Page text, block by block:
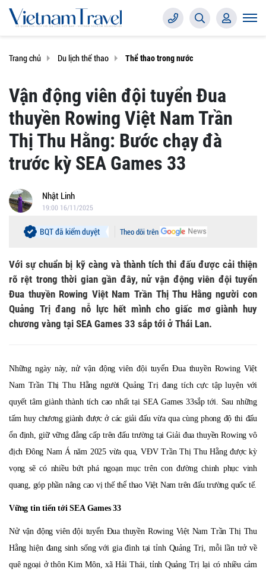
Trang chủ Du lịch thể thao Thể thao trong nước
Vận động viên đội tuyển Đua
thuyền Rowing Việt Nam Trần
Thị Thu Hằng: Bước chạy đà
trước kỳ SEA Games 33
Nhật Linh
19:00 16/11/2025
Theo dõi trên
BQT đã kiểm duyệt
Với sự chuẩn bị kỹ càng và thành tích thi đấu được cải thiện
rõ rệt trong thời gian gần đây, nử vận động viên đội tuyển
Đua thuyền Rowing Việt Nam Trần Thị Thu Hằng người con
Quảng Trị đang nỗ lực hết mình cho giấc mơ giành huy
chương vàng tại SEA Games 33 sắp tới ở Thái Lan.
Những ngày này, nử vận động viên đội tuyển Đua thuyền Rowing Việt
Nam Trần Thị Thu Hằng người Quảng Trị đang tích cực tập luyện với
quyết tâm giành thành tích cao nhất tại SEA Games 33sắp tới. Sau những
tấm huy chương giành được ở các giải đấu vừa qua cùng phong độ thi đấu
ổn định, giữ vững đẳng cấp trên đấu trường tại Giải đua thuyền Rowing vô
địch Đông Nam Á năm 2025 vừa qua, VĐV Trần Thị Thu Hằng được kỳ
vọng sẽ có nhiều bứt phá ngoạn mục trên con đường chinh phục vinh
quang, góp phần nâng cao vị thế thể thao Việt Nam trên đấu trường quốc tế.
Vững tin tiến tới SEA Games 33
Nử vận động viên đội tuyển Đua thuyền Rowing Việt Nam Trần Thị Thu
Hằng hiện đang sinh sống với gia đình tại tỉnh Quảng Trị, mỗi lần trở về
quê ngoại ở thôn Kim Môn, xã Hải Thái, tỉnh Quảng Trị lại có nhiều cảm